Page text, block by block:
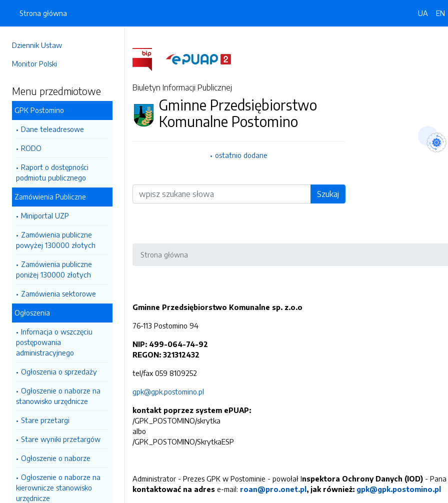
Dziennik Ustaw
Monitor Polski
Menu przedmiotowe
GPK Postomino
Dane teleadresowe
RODO
Raport o dostępności
podmiotu publicznego
Zamówienia Publiczne
Miniportal UZP
Zamówienia publiczne
powyżej 130000 złotych
Zamówienia publiczne
poniżej 130000 złotych
Zamówienia sektorowe
Ogłoszenia
Infornacja o wszczęciu
postępowania
administracyjnego
Ogłoszenia o sprzedaży
Ogłoszenie o naborze na
stanowisko urzędnicze
Stare przetargi
Stare wyniki przetargów
Ogłoszenie o naborze
Ogłoszenie o naborze na
kierownicze stanowisko
urzędnicze
Strona główna UA EN
Biuletyn Informacji Publicznej
Gminne Przedsiębiorstwo
Komunalne Postomino
ostatnio dodane
Wyszukiwarka Szukaj
Strona główna
Gminne Przedsiębiorstwo Komunalne sp. z.o.o
76-113 Postomino 94
NIP: 499-064-74-92
REGON: 321312432
tel/fax 059 8109252
gpk@gpk.postomino.pl
kontakt poprzez system ePUAP:
/GPK_POSTOMINO/skrytka
albo
/GPK_POSTOMINO/SkrytkaESP
Administrator - Prezes GPK w Postominie - powołał Inspektora Ochrony Danych (IOD) - Pana
kontaktować na adres e-mail: roan@pro.onet.pl, jak również: gpk@gpk.postomino.pl